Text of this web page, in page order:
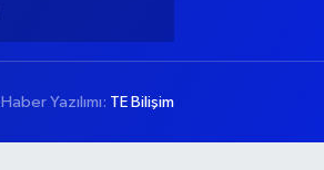
Haber Yazılımı: TE Bilişim